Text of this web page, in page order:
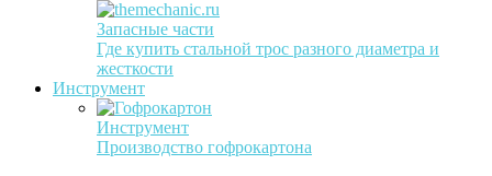
Запасные части
Где купить стальной трос разного диаметра и
жесткости
Инструмент
Инструмент
Производство гофрокартона